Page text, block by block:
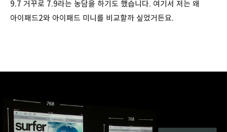
9.7 거꾸로 7.9라는 농담을 하기도 했습니다. 여기서 저는 왜
아이패드2와 아이패드 미니를 비교할까 싶었거든요.